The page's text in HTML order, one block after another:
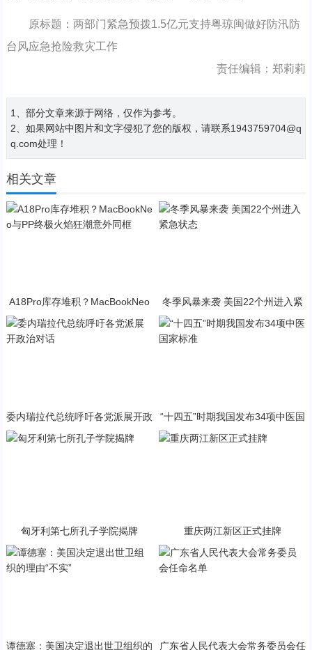
原标题：两部门紧急预拨1.5亿元支持粤琼闽做好防汛防
台风应急抢险救灾工作
责任编辑：郑莉莉
1、部分文章来源于网络，仅作为参考。
2、如果网站中图片和文字侵犯了您的版权，请联系1943759704@q
q.com处理！
相关文章
A18Pro库存堆积？MacBookNeo
与PP终极火焰狂潮意外同框
冬季风暴来袭 美国22个州进入紧
急状态
委内瑞拉代总统呼吁各党派展开政
“十四五”时期我国发布34项中医国
匈牙利第七所孔子学院揭牌 重庆两江新区正式挂牌
谭德塞：美国决定退出世卫组织的 广东省人民代表大会常务委员会任